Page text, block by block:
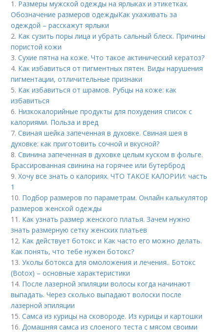
1. Размеры мужской одежды на ярлыках и этикетках.
Обозначение размеров одеждыКак ухаживать за
одеждой – расскажут ярлыки
2. Как сузить поры лица и убрать сальный блеск. Причины
пористой кожи
3.Сухие пятна на коже. Что такое актинический кератоз?
4. Как избавиться от пигментных пятен. Виды нарушения
пигментации, отличительные признаки
5. Как избавиться от шрамов. Рубцы на коже: как
избавиться
6. Низкокалорийные продукты для похудения список с
калориями. Польза и вред
7.Свиная шейка запеченная в духовке. Свиная шея в
духовке: как приготовить сочной и вкусной?
8.Свинина запеченная в духовке целым куском в фольге.
Брассированная свинина на горячее или бутерброд
9.Хочу все знать о калориях. ЧТО ТАКОЕ КАЛОРИИ: часть
1
10. Подбор размеров по параметрам. Онлайн калькулятор
размеров женской одежды
11. Как узнать размер женского платья. Зачем нужно
знать размерную сетку женских платьев
12. Как действует ботокс и Как часто его можно делать.
Как понять, что тебе нужен ботокс?
13.Уколы ботокса для омоложения и лечения.. Ботокс
(Botox) – основные характеристики
14. После лазерной эпиляции волосы когда начинают
выпадать. Через сколько выпадают волоски после
лазерной эпиляции
15.Самса из курицы на сковороде. Из курицы и картошки
16. Домашняя самса из слоеного теста с мясом своими